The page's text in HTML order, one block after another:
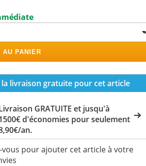
AU PANIER
la livraison gratuite pour cet article
GRATUITE et jusqu'à
d'économies pour seulement
an.
vous pour ajouter cet article à votre